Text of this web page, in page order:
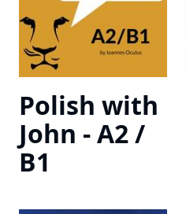
Polish with
John - A2 /
B1